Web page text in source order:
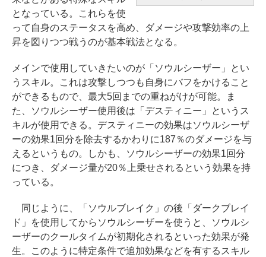
となっている。これらを使
って自身のステータスを高め、ダメージや攻撃効率の上
昇を図りつつ戦うのが基本戦法となる。
メインで使用していきたいのが「ソウルシーザー」とい
うスキル。これは攻撃しつつも自身にバフをかけること
ができるもので、最大5回までの重ねがけが可能。ま
た、ソウルシーザー使用後は「デスティニー」というス
キルが使用できる。デスティニーの効果はソウルシーザ
ーの効果1回分を除去するかわりに187％のダメージを与
えるというもの。しかも、ソウルシーザーの効果1回分
につき、ダメージ量が20％上乗せされるという効果を持
っている。
同じように、「ソウルブレイク」の後「ダークブレイ
ド」を使用してからソウルシーザーを使うと、ソウルシ
ーザーのクールタイムが初期化されるといった効果が発
生。このように特定条件で追加効果などを有するスキル